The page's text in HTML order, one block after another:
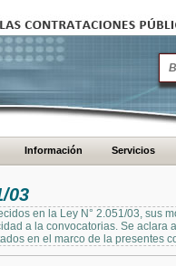
Información Servicios
03
en la Ley N° 2.051/03, sus
a la convocatorias. Se aclara
en el marco de la presentes